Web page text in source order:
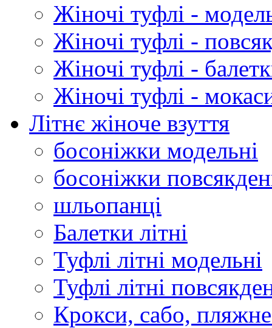
Жіночі туфлі -
Жіночі туфлі -
Жіночі туфлі -
Жіночі туфлі -
Літнє жіноче взуття
босоніжки модельні
босоніжки
шльопанці
Балетки літні
Туфлі літні модельні
Туфлі літні
Крокси, сабо, пляжне